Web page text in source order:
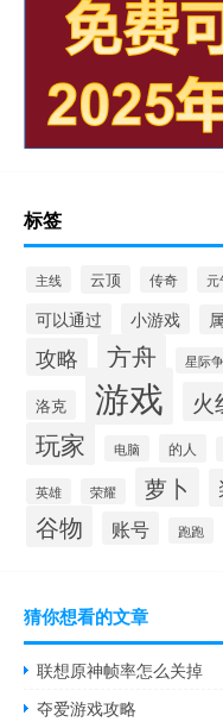
标签
主线 云顶 传奇 元
可以通过 小游戏
攻略 方舟 星际
洛克 游戏 火
玩家 电脑 的人
英雄 荣耀 萝卜
谷物 账号 跑跑
猜你想看的文章
联想原神帧率怎么关掉
夺爱游戏攻略